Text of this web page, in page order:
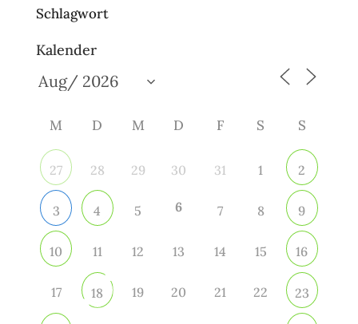
Schlagwort
Kalender
M D M D F S S
27 28 29 30 31 1 2
3 4 5 6 7 8 9
10 11 12 13 14 15 16
17 18 19 20 21 22 23